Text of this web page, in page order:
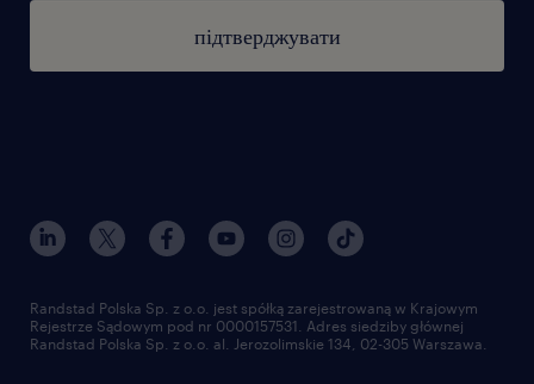
підтверджувати
Randstad Polska Sp. z o.o. jest spółką zarejestrowaną w Krajowym
Rejestrze Sądowym pod nr 0000157531. Adres siedziby głównej
Randstad Polska Sp. z o.o. al. Jerozolimskie 134, 02-305 Warszawa.